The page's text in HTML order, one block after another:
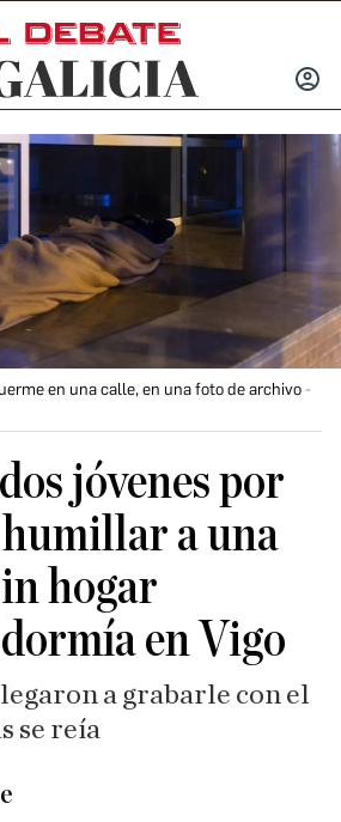
INICIAR
en una calle, en una foto de archivo
jóvenes por
a una
hogar
en Vigo
a grabarle con el
se reía